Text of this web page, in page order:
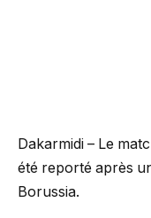
Dakarmidi – Le
été reporté après
Borussia.